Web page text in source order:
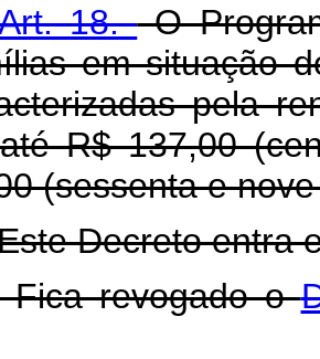
18.O
em situação
pela
R$ 137,00
(sessenta e
Decreto entra
revogado o